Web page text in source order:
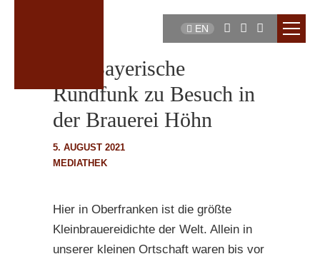
EN
Der Bayerische
Rundfunk zu Besuch in
der Brauerei Höhn
5. AUGUST 2021
MEDIATHEK
Hier in Oberfranken ist die größte
Kleinbrauereidichte der Welt. Allein in
unserer kleinen Ortschaft waren bis vor